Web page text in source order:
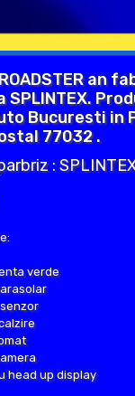
an
SPLINTEX.
Bucuresti in
77032 .
:
verde
head up display